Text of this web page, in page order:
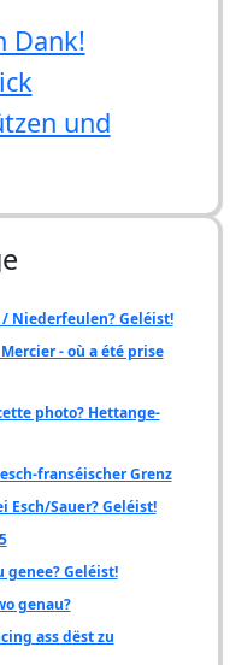
Dank!
und
Niederfeulen? Geléist!
- où a été prise
photo? Hettange-
franséischer Grenz
Esch/Sauer? Geléist!
genee? Geléist!
genau?
ass dëst zu